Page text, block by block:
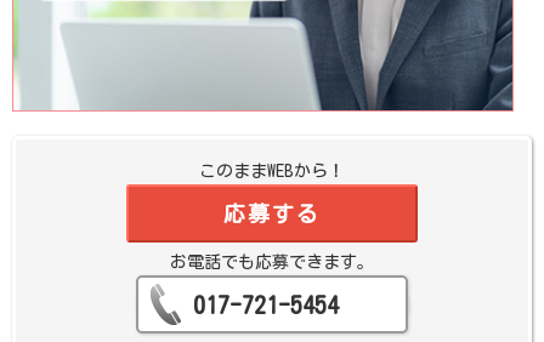
このままWEBから！
応募する
お電話でも応募できます。
017-721-5454